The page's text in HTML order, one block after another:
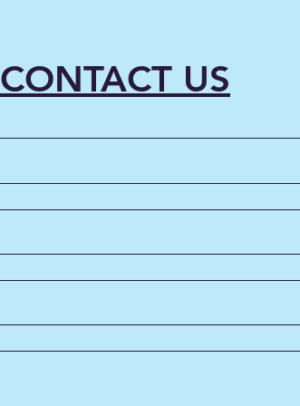
CONTACT US